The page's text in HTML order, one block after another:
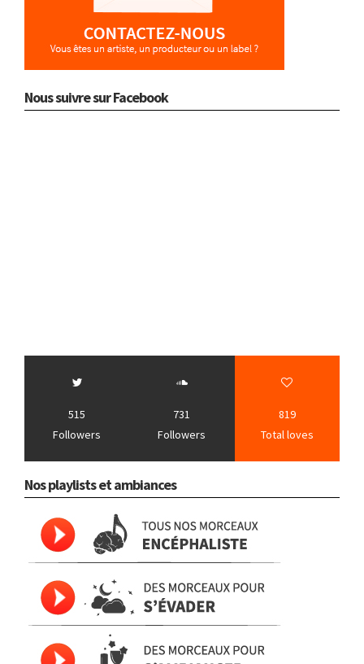
Nous suivre sur Facebook
515
Followers
731
Followers
819
Total loves
Nos playlists et ambiances